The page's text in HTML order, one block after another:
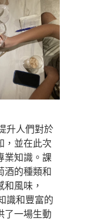
升人們對於
，並在此次
業知識。課
酒的種類和
風味，
識和豐富的
了一場生動